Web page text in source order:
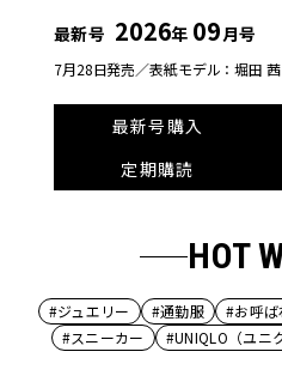
最新号 2026年 09月号
7月28日発売／表紙モデル：堀田 茜
最新号購入
定期購読
HOT
#ジュエリー #通勤服 #お呼
#スニーカー
#UNIQLO（ユニ